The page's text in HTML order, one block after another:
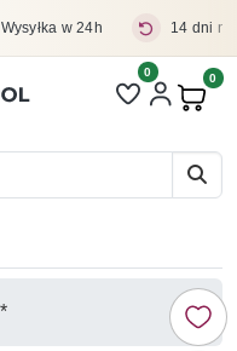
Wysyłka w 24h 14 dni
Liczba pozycji
0 0